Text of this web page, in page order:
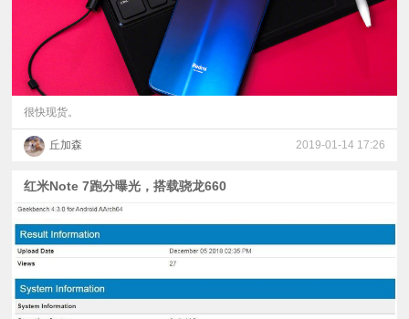
很快现货。
丘加森 2019-01-14 17:26
红米Note 7跑分曝光，搭载骁龙660